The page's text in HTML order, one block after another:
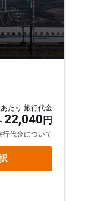
たり 旅行代金
22,040 円
行代金について